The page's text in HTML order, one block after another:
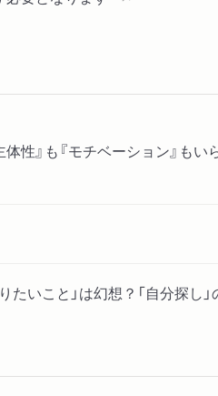
性』も『モチベーション』もい
いこと」は幻想？「自分探し